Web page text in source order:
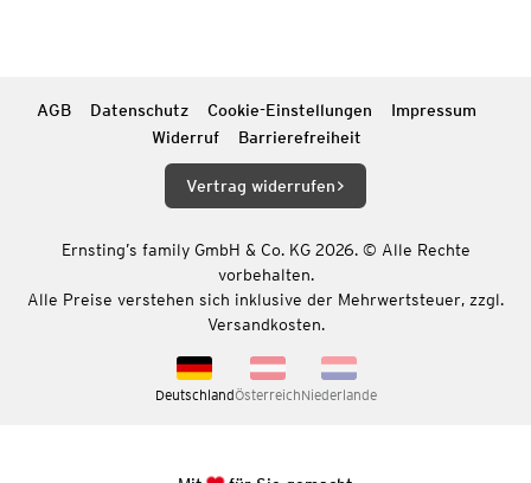
AGB Datenschutz Cookie-Einstellungen
Impressum
Widerruf
Barrierefreiheit
Vertrag widerrufen
Ernsting’s family GmbH & Co. KG 2026. © Alle Rechte
vorbehalten.
Alle Preise verstehen sich inklusive der Mehrwertsteuer, zzgl.
Versandkosten.
DeutschlandÖsterreichNiederlande